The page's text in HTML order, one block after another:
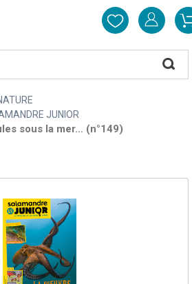
JUNIOR
sous la mer… (n°149)